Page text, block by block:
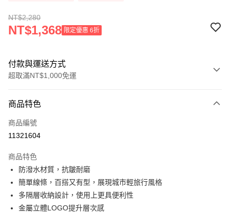
NT$2,280
NT$1,368 限定優惠 6折
付款與運送方式
超取滿NT$1,000免運
信用卡一次付款
信用卡分期付款
合作金庫商業銀行
華南商業銀行
上海商業儲蓄銀行
台北富邦商業銀行
國泰世華商業銀行
兆豐國際商業銀行
臺灣中小企業銀行
6 期 0 利率 每期
華南商業銀行
彰化商業銀行
上海商業儲蓄銀行
台北富邦商業銀行
國泰世華商業銀行
超商取貨付款
LINE Pay
商品特色
商品編號
11321604
商品特色
防潑水材質，抗皺耐磨
簡單線條，百搭又有型，展現城市輕旅行風格
多隔層收納設計，使用上更具便利性
金屬立體LOGO提升層次感